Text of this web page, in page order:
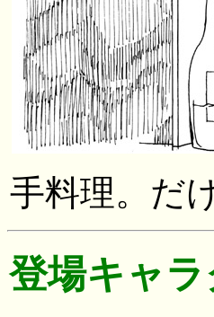
手料理。だ
登場キャ